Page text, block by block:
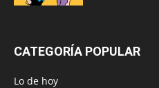
CATEGORÍA POPULAR
Lo de hoy